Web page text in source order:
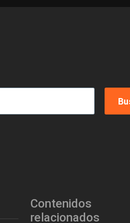
Contenidos
relacionados